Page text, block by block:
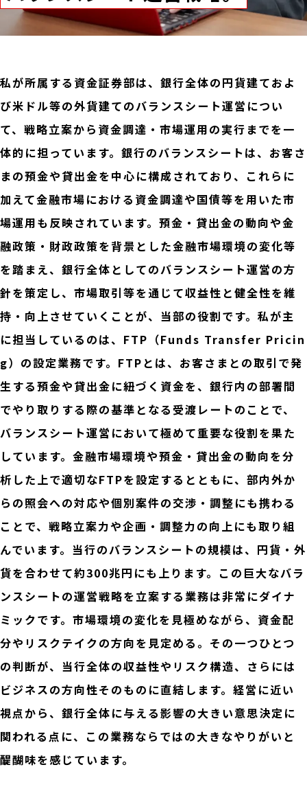
私が所属する資金証券部は、銀行全体の円貨建ておよ
び米ドル等の外貨建てのバランスシート運営につい
て、戦略立案から資金調達・市場運用の実行までを一
体的に担っています。銀行のバランスシートは、お客さ
まの預金や貸出金を中心に構成されており、これらに
加えて金融市場における資金調達や国債等を用いた市
場運用も反映されています。預金・貸出金の動向や金
融政策・財政政策を背景とした金融市場環境の変化等
を踏まえ、銀行全体としてのバランスシート運営の方
針を策定し、市場取引等を通じて収益性と健全性を維
持・向上させていくことが、当部の役割です。私が主
に担当しているのは、FTP（Funds Transfer Pricin
g）の設定業務です。FTPとは、お客さまとの取引で発
生する預金や貸出金に紐づく資金を、銀行内の部署間
でやり取りする際の基準となる受渡レートのことで、
バランスシート運営において極めて重要な役割を果た
しています。金融市場環境や預金・貸出金の動向を分
析した上で適切なFTPを設定するとともに、部内外か
らの照会への対応や個別案件の交渉・調整にも携わる
ことで、戦略立案力や企画・調整力の向上にも取り組
んでいます。当行のバランスシートの規模は、円貨・外
貨を合わせて約300兆円にも上ります。この巨大なバラ
ンスシートの運営戦略を立案する業務は非常にダイナ
ミックです。市場環境の変化を見極めながら、資金配
分やリスクテイクの方向を見定める。その一つひとつ
の判断が、当行全体の収益性やリスク構造、さらには
ビジネスの方向性そのものに直結します。経営に近い
視点から、銀行全体に与える影響の大きい意思決定に
関われる点に、この業務ならではの大きなやりがいと
醍醐味を感じています。